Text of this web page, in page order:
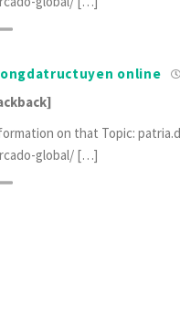
online
on that Topic:
global/ […]